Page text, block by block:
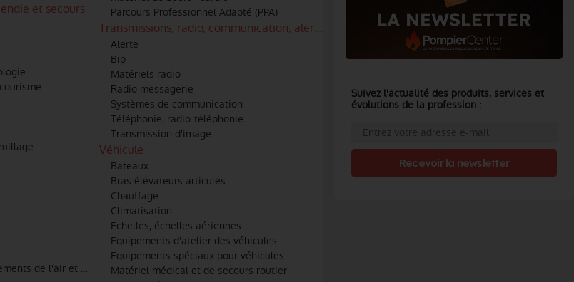
et secours
de l'air et des surfaces
Parcours Professionnel Adapté (PPA)
Transmissions, radio, communication, alerte
Alerte
Bip
Matériels radio
Radio messagerie
Systèmes de communication
Téléphonie, radio-téléphonie
Transmission d'image
Véhicule
Bateaux
Bras élévateurs articulés
Chauffage
Climatisation
Echelles, échelles aériennes
Equipements d'atelier des véhicules
Equipements spéciaux pour véhicules
Matériel médical et de secours routier
Suivez l'actualité des produits, services et
évolutions de la profession :
Recevoir la newsletter